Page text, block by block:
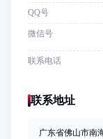
QQ号
微信号
联系电话
联系地址
广东省佛山市南